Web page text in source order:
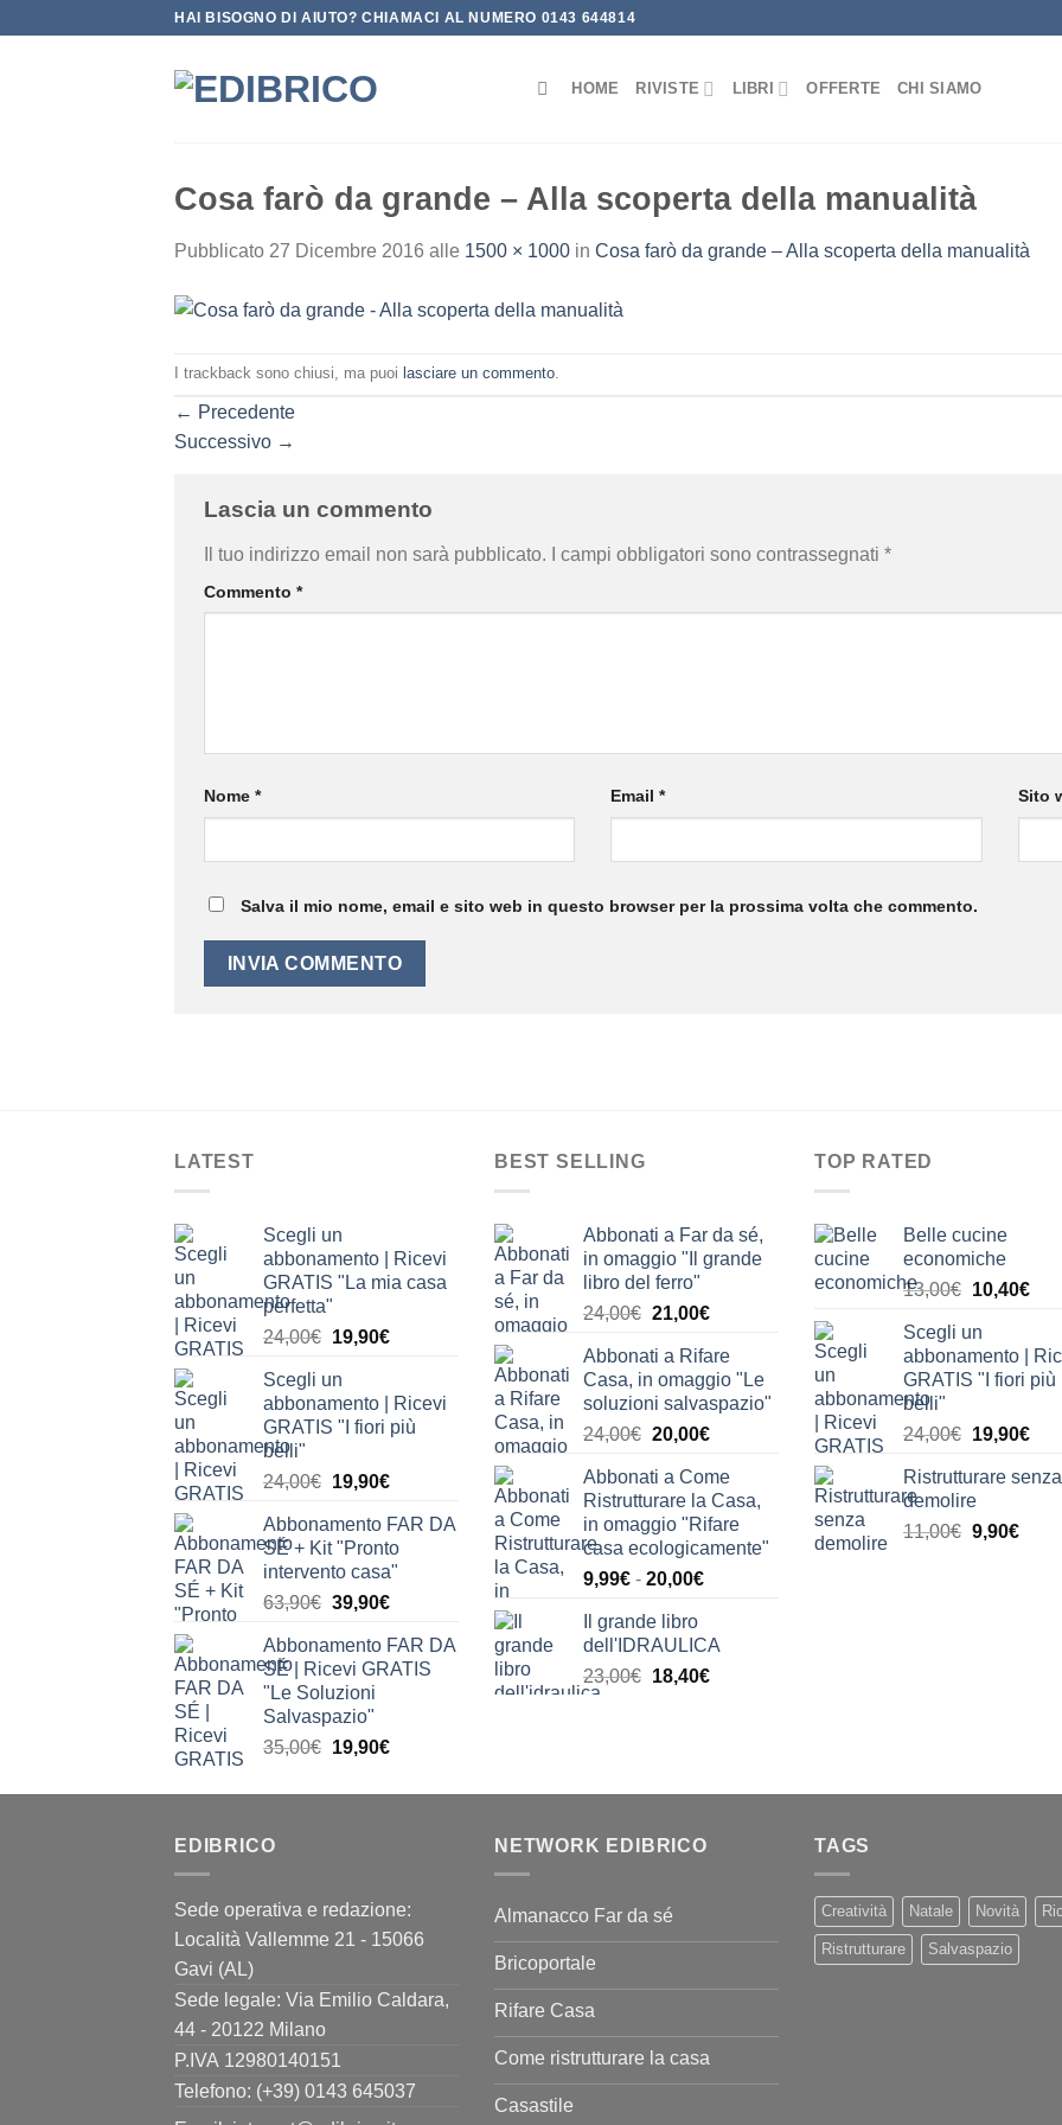
HAI BISOGNO DI AIUTO? CHIAMACI AL NUMERO 0143 644814
HOME RIVISTE LIBRI OFFERTE CHI SIAMO
Cosa farò da grande – Alla scoperta della manualità
Pubblicato 27 Dicembre 2016 alle 1500 × 1000 in Cosa farò da grande – Alla scoperta della manualità
I trackback sono chiusi, ma puoi lasciare un commento.
← Precedente
Successivo →
Lascia un commento
Il tuo indirizzo email non sarà pubblicato. I campi obbligatori sono contrassegnati *
Commento *
Nome * Email* Sito
Salva il mio nome, email e sito web in questo browser per la prossima volta che commento.
LATEST
Scegli un
abbonamento | Ricevi
GRATIS "La mia casa
perfetta"
24,00€ Il
originale
era:
24,00€.
19,90€Il
è:
19,90€.
Scegli un
abbonamento | Ricevi
GRATIS "I fiori più
belli"
24,00€ Il
originale
era:
24,00€.
19,90€Il
attuale
è:
19,90€.
Abbonamento FAR DA
SÉ + Kit "Pronto
intervento casa"
63,90€ Il
originale
era:
63,90€.
39,90€Il
attuale
è:
Abbonamento FAR DA
SÉ | Ricevi GRATIS
"Le Soluzioni
Salvaspazio"
35,00€ Il
originale
19,90€Il
attuale
BEST SELLING
Abbonati a Far da sé,
in omaggio "Il grande
libro del ferro"
24,00€ Il
originale
era:
24,00€.
21,00€Il
attuale
è:
21,00€.
Abbonati a Rifare
Casa, in omaggio "Le
soluzioni salvaspazio"
24,00€ Il
originale
era:
24,00€.
20,00€Il
attuale
è:
20,00€.
Abbonati a Come
Ristrutturare la Casa,
in omaggio "Rifare
casa ecologicamente"
9,99€ - 20,00€Fascia
da
9,99€
Il grande libro
dell'IDRAULICA
23,00€ Il
18,40€Il
TOP RATED
Belle cucine
economiche
13,00€ Il
originale
era:
13,00€.
10,40€Il
è:
Scegli un
abbonamento |
GRATIS "I fiori più
belli"
24,00€ Il
originale
era:
24,00€.
19,90€Il
Ristrutturare senza
demolire
11,00€ Il
9,90€Il
EDIBRICO
Sede operativa e redazione:
Località Vallemme 21 - 15066
Gavi (AL)
Sede legale: Via Emilio Caldara,
44 - 20122 Milano
P.IVA 12980140151
Telefono: (+39) 0143 645037
NETWORK EDIBRICO
Almanacco Far da sé
Bricoportale
Rifare Casa
Come ristrutturare la casa
Casastile
TAGS
Creatività Natale Novità
Ristrutturare Salvaspazio